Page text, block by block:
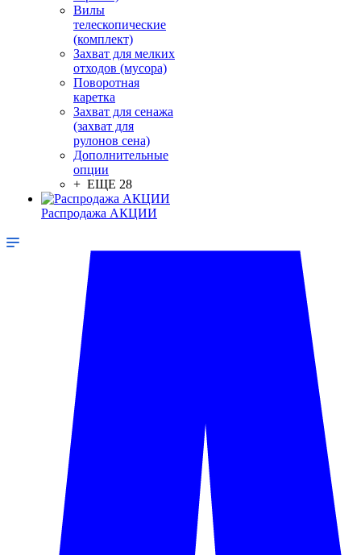
Вилы
телескопические
(комплект)
Захват для мелких
отходов (мусора)
Поворотная
каретка
Захват для сенажа
(захват для
рулонов сена)
Дополнительные
опции
+ ЕЩЕ 28
Распродажа АКЦИИ